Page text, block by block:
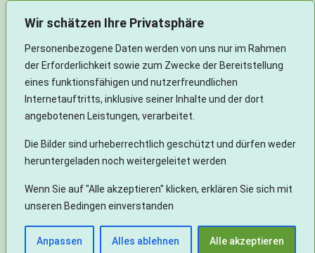
Wir schätzen Ihre Privatsphäre
Personenbezogene Daten werden von uns nur im Rahmen
der Erforderlichkeit sowie zum Zwecke der Bereitstellung
eines funktionsfähigen und nutzerfreundlichen
Internetauftritts, inklusive seiner Inhalte und der dort
angebotenen Leistungen, verarbeitet.
Die Bilder sind urheberrechtlich geschützt und dürfen weder
heruntergeladen noch weitergeleitet werden
Wenn Sie auf "Alle akzeptieren" klicken, erklären Sie sich mit
unseren Bedingen einverstanden
Anpassen Alles ablehnen Alle akzeptieren